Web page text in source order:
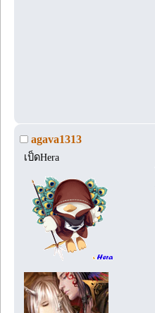
agava1313
เป็ดHera